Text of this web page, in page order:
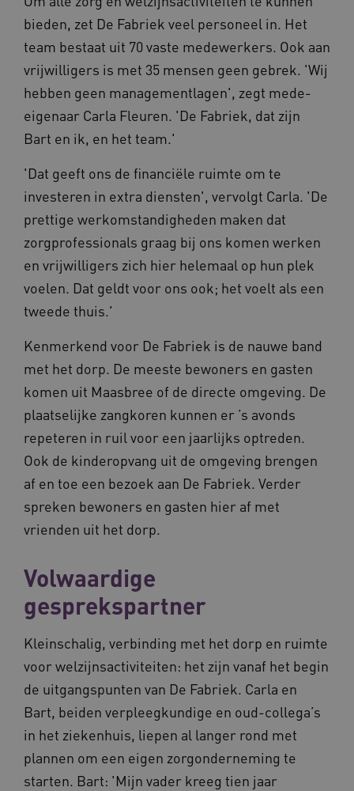
bieden, zet De Fabriek veel personeel in. Het
team bestaat uit 70 vaste medewerkers. Ook aan
vrijwilligers is met 35 mensen geen gebrek. 'Wij
hebben geen managementlagen', zegt mede-
eigenaar Carla Fleuren. 'De Fabriek, dat zijn
Bart en ik, en het team.'
'Dat geeft ons de financiële ruimte om te
investeren in extra diensten', vervolgt Carla. 'De
prettige werkomstandigheden maken dat
zorgprofessionals graag bij ons komen werken
en vrijwilligers zich hier helemaal op hun plek
voelen. Dat geldt voor ons ook; het voelt als een
tweede thuis.'
Kenmerkend voor De Fabriek is de nauwe band
met het dorp. De meeste bewoners en gasten
komen uit Maasbree of de directe omgeving. De
plaatselijke zangkoren kunnen er ’s avonds
repeteren in ruil voor een jaarlijks optreden.
Ook de kinderopvang uit de omgeving brengen
af en toe een bezoek aan De Fabriek. Verder
spreken bewoners en gasten hier af met
vrienden uit het dorp.
Volwaardige
gesprekspartner
Kleinschalig, verbinding met het dorp en ruimte
voor welzijnsactiviteiten: het zijn vanaf het begin
de uitgangspunten van De Fabriek. Carla en
Bart, beiden verpleegkundige en oud-collega’s
in het ziekenhuis, liepen al langer rond met
plannen om een eigen zorgonderneming te
starten. Bart: 'Mijn vader kreeg tien jaar
Naam
Provider/ Domein
UMB_SESSION
www.waardigheidentrots.nl
BCSessionID vilans.blueconic.net
__Secure-ROLLOUT_TOKEN .youtube.com
.waardigheidentrots.nl
CookieScriptConsent
CookieScript
www.waardigheidentrots.nl
AWSALBCORS
Amazon.com Inc.
m906.waardigheidentrots.nl
VISITOR_PRIVACY_METADATA
ARRAffinitySameSite
Microsoft Corporation
.waardigheidentrots.nl
Google Privacy Policy